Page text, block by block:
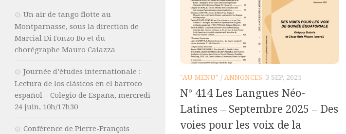
"AU MENU" / ANNONCES 3 SEP, 2025
N° 414 Les Langues Néo-
Latines – Septembre 2025 – Des
voies pour les voix de la
Un air de tango flotte au
Montparnasse, sous la direction de
Marcial Di Fonzo Bo et du
chorégraphe Mauro Caiazza
Journée d’études internationale :
Lectura de los clásicos en el barroco
español – Colegio de España, mercredi
24 juin, 10h/17h30
Conférence de Pierre-François